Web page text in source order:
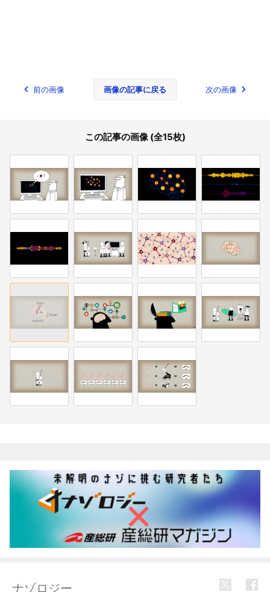
前の画像 画像の記事に戻る 次の画像
この記事の画像 (全15枚)
ナゾロジー